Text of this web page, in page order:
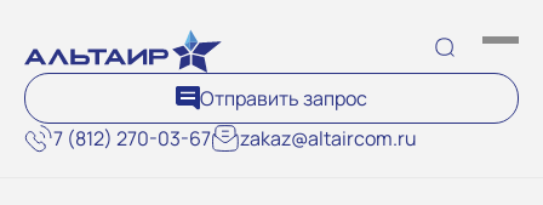
7 (812) 270-03-67 zakaz@altaircom.ru
Отправить запрос